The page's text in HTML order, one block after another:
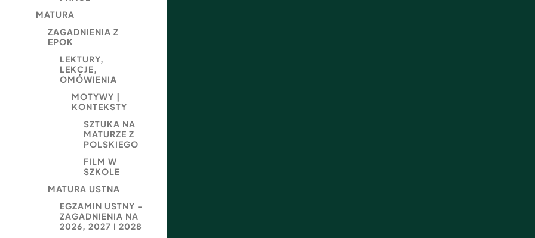
MATURA
ZAGADNIENIA Z
EPOK
LEKTURY,
LEKCJE,
OMÓWIENIA
MOTYWY |
KONTEKSTY
SZTUKA NA
MATURZE Z
POLSKIEGO
FILM W
SZKOLE
MATURA USTNA
EGZAMIN USTNY –
ZAGADNIENIA NA
2026, 2027 I 2028